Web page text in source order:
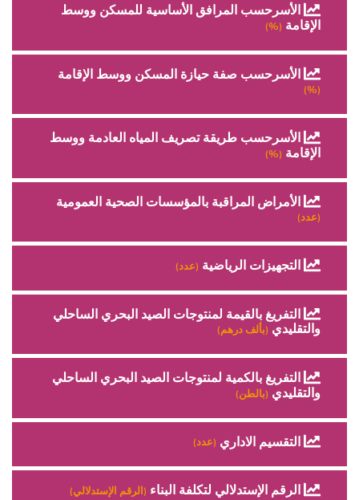
الأسرحسب المرافق الأساسية للمسكن ووسط
الإقامة (%)
الأسرحسب صفة حيازة المسكن ووسط الإقامة
(%)
الأسرحسب طريقة تصريف المياه العادمة ووسط
الإقامة (%)
الأمراض المراقبة بالمؤسسات الصحية العمومية
(عدد)
التجهيزات الرياضية (عدد)
التفريغ بالقيمة لمنتوجات الصيد البحري الساحلي
والتقليدي (بألف درهم)
التفريغ بالكمية لمنتوجات الصيد البحري الساحلي
والتقليدي (بالطن)
التقسيم الاداري (عدد)
الرقم الإستدلالي لتكلفة البناء (الرقم الإستدلالي)